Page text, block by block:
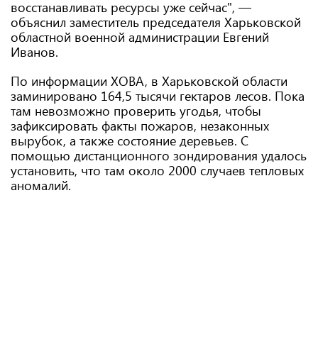
восстанавливать ресурсы уже сейчас", —
объяснил заместитель председателя Харьковской
областной военной администрации Евгений
Иванов.
По информации ХОВА, в Харьковской области
заминировано 164,5 тысячи гектаров лесов. Пока
там невозможно проверить угодья, чтобы
зафиксировать факты пожаров, незаконных
вырубок, а также состояние деревьев. С
помощью дистанционного зондирования удалось
установить, что там около 2000 случаев тепловых
аномалий.